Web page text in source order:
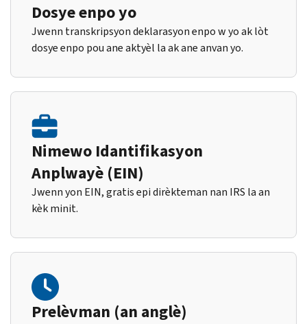
Dosye enpo yo
Jwenn transkripsyon deklarasyon enpo w yo ak lòt
dosye enpo pou ane aktyèl la ak ane anvan yo.
Nimewo Idantifikasyon
Anplwayè (EIN)
Jwenn yon EIN, gratis epi dirèkteman nan IRS la an
kèk minit.
Prelèvman (an anglè)